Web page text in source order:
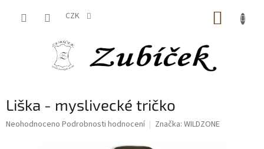
CZK
Liška - myslivecké tričko
Průměrné
Neohodnoceno Podrobnosti hodnocení Značka: WILDZONE